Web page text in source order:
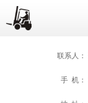
联系人：
手 机：